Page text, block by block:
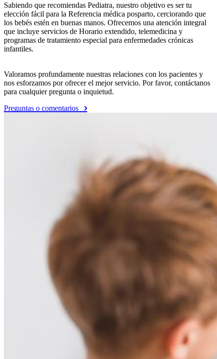
Sabiendo que recomiendas Pediatra, nuestro objetivo es ser tu
elección fácil para la Referencia médica posparto, cerciorando que
los bebés estén en buenas manos. Ofrecemos una atención integral
que incluye servicios de Horario extendido, telemedicina y
programas de tratamiento especial para enfermedades crónicas
infantiles.
Valoramos profundamente nuestras relaciones con los pacientes y
nos esforzamos por ofrecer el mejor servicio. Por favor, contáctanos
para cualquier pregunta o inquietud.
Preguntas o comentarios